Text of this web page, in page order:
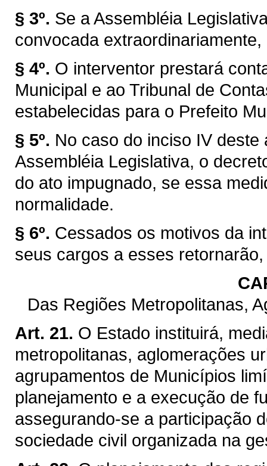
§ 3º. Se a Assembléia
convocada
§ 4º. O interventor prestará
Municipal e ao Tribunal de
estabelecidas para o Prefeito
§ 5º. No caso do inciso IV
Assembléia Legislativa, o
do ato impugnado, se essa
normalidade.
§ 6º. Cessados os motivos da
seus cargos a esses
Das Regiões Metropolitanas,
Art. 21. O Estado instituirá,
metropolitanas, aglomerações
agrupamentos de Municípios
planejamento e a execução de
assegurando-se a participação
sociedade civil organizada na